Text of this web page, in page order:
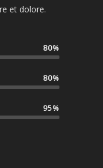
et dolore.
80%
80%
95%